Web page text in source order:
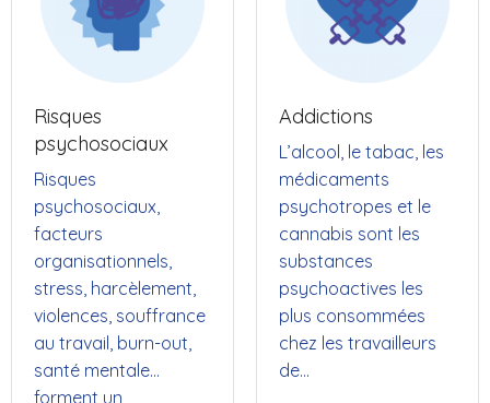
Risques
psychosociaux
Risques
psychosociaux,
facteurs
organisationnels,
stress, harcèlement,
violences, souffrance
au travail, burn-out,
santé mentale…
forment un
Addictions
L’alcool, le tabac, les
médicaments
psychotropes et le
cannabis sont les
substances
psychoactives les
plus consommées
chez les travailleurs
de…